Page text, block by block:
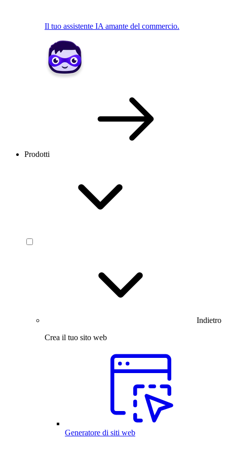
Il tuo assistente IA amante del commercio.
Prodotti
Indietro
Crea il tuo sito web
Generatore di siti web